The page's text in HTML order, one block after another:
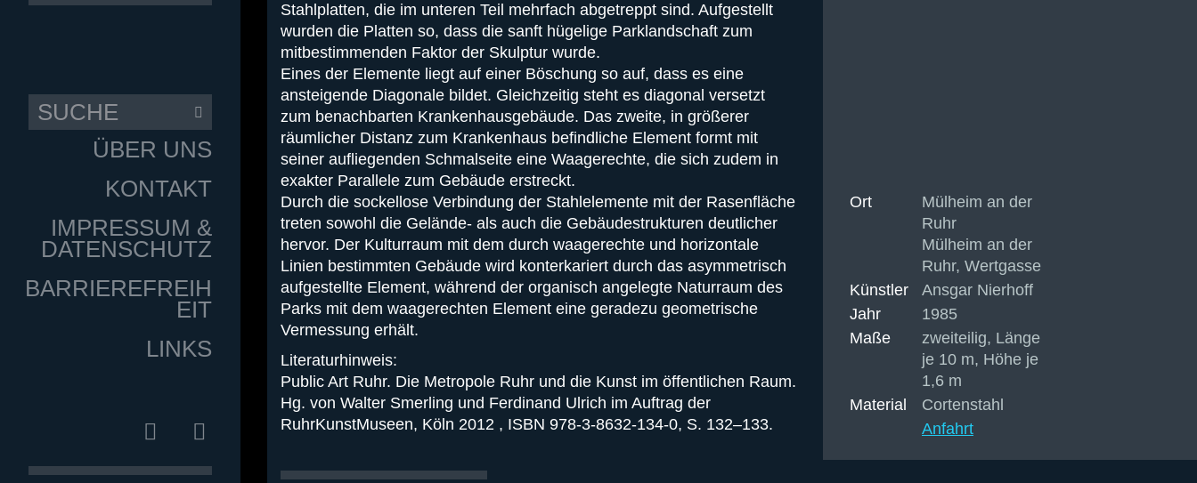
ÜBER UNS
KONTAKT
IMPRESSUM &
DATENSCHUTZ
BARRIEREFREIH
EIT
LINKS
Stahlplatten, die im unteren Teil mehrfach abgetreppt sind. Aufgestellt
wurden die Platten so, dass die sanft hügelige Parklandschaft zum
mitbestimmenden Faktor der Skulptur wurde.
Eines der Elemente liegt auf einer Böschung so auf, dass es eine
ansteigende Diagonale bildet. Gleichzeitig steht es diagonal versetzt
zum benachbarten Krankenhausgebäude. Das zweite, in größerer
räumlicher Distanz zum Krankenhaus befindliche Element formt mit
seiner aufliegenden Schmalseite eine Waagerechte, die sich zudem in
exakter Parallele zum Gebäude erstreckt.
Durch die sockellose Verbindung der Stahlelemente mit der Rasenfläche
treten sowohl die Gelände- als auch die Gebäudestrukturen deutlicher
hervor. Der Kulturraum mit dem durch waagerechte und horizontale
Linien bestimmten Gebäude wird konterkariert durch das asymmetrisch
aufgestellte Element, während der organisch angelegte Naturraum des
Parks mit dem waagerechten Element eine geradezu geometrische
Vermessung erhält.
Literaturhinweis:
Public Art Ruhr. Die Metropole Ruhr und die Kunst im öffentlichen Raum.
Hg. von Walter Smerling und Ferdinand Ulrich im Auftrag der
RuhrKunstMuseen, Köln 2012 , ISBN 978-3-8632-134-0, S. 132–133.
Ort
Mülheim an der
Ruhr
Mülheim an der
Ruhr, Wertgasse
Künstler
Ansgar Nierhoff
Jahr
1985
Maße
zweiteilig, Länge
je 10 m, Höhe je
1,6 m
Material
Cortenstahl
Anfahrt